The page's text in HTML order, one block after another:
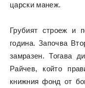
царски манеж.
Грубият строеж и
година. Започва
замразен. Тогава
Райчев, който
книжния фонд от